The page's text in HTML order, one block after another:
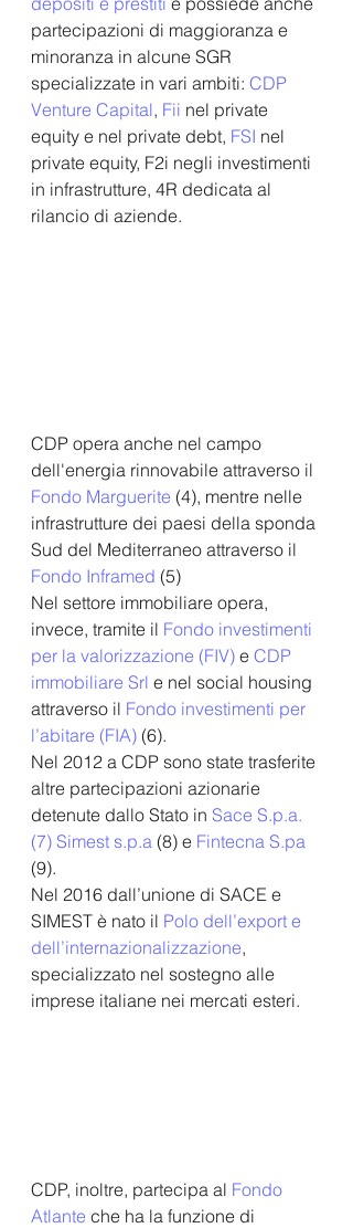
partecipazioni di maggioranza e
minoranza in alcune SGR
specializzate in vari ambiti: CDP
Venture Capital, Fii nel private
equity e nel private debt, FSI nel
private equity, F2i negli investimenti
in infrastrutture, 4R dedicata al
rilancio di aziende.
CDP opera anche nel campo
dell'energia rinnovabile attraverso il
Fondo Marguerite (4), mentre nelle
infrastrutture dei paesi della sponda
Sud del Mediterraneo attraverso il
Fondo Inframed (5)
Nel settore immobiliare opera,
invece, tramite il Fondo investimenti
per la valorizzazione (FIV) e CDP
immobiliare Srl e nel social housing
attraverso il Fondo investimenti per
l’abitare (FIA) (6).
Nel 2012 a CDP sono state trasferite
altre partecipazioni azionarie
detenute dallo Stato in Sace S.p.a.
(7) Simest s.p.a (8) e Fintecna S.pa
(9).
Nel 2016 dall’unione di SACE e
SIMEST è nato il Polo dell’export e
dell’internazionalizzazione,
specializzato nel sostegno alle
imprese italiane nei mercati esteri.
CDP, inoltre, partecipa al Fondo
Atlante che ha la funzione di